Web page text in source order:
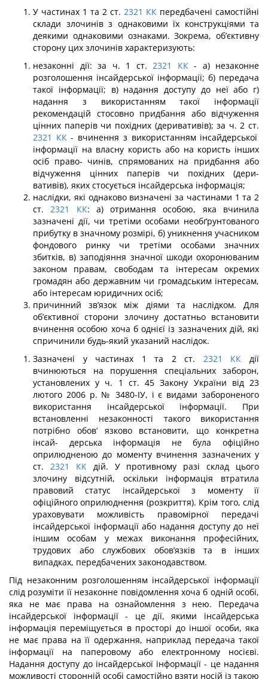
У частинах 1 та 2 ст. 2321 КК передбачені самостійні
склади злочинів з одна­ковими їх конструкціями та
деякими однаковими ознаками. Зокрема, об’єктивну
сторону цих злочинів характеризують:
незаконні дії: за ч. 1 ст. 2321 КК- а) незаконне
розголошення інсайдерської інформації; б) передача
такої інформації; в) надання доступу до неї або г)
надання з використанням такої інформації
рекомендацій стосовно придбання або відчуження
цінних паперів чи похідних (деривативів); за ч. 2 ст.
2321 КК- вчинення з викорис­танням інсайдерської
інформації на власну користь або на користь інших
осіб право- чинів, спрямованих на придбання або
відчуження цінних паперів чи похідних (дери-
вативів), яких стосується інсайдерська інформація;
наслідки, які однаково визначені за частинами 1 та 2
ст. 2321 КК: а) отримання особою, яка вчинила
зазначені дії, чи третіми особами необґрунтованого
прибутку в значному розмірі, б) уникнення учасником
фондового ринку чи третіми особами значних
збитків, в) заподіяння значної шкоди охоронюваним
законом правам, свободам та інтересам окремих
громадян або державним чи громадським інтересам,
або інтересам юридичних осіб;
причинний зв’язок між діями та наслідком. Для
об’єктивної сторони злочину достатньо встановити
вчинення особою хоча б однієї із зазначених дій, які
спричини­ли будь-який указаний наслідок.
Зазначені у частинах 1 та 2 ст. 2321 КК дії
вчинюються на порушення спеціальних заборон,
установлених у ч. 1 ст. 45 Закону України від 23
лютого 2006 р. № 3480-ІУ, і є видами забороненого
використання інсайдерської інформації. При
встановленні неза­конності такого використання
потрібно обов’ язково встановити, що конкретна
інсай- дерська інформація не була офіційно
оприлюдненою до моменту вчинення зазначених у
ст. 2321 ККдій. У противному разі склад цього
злочину відсутній, оскільки інформа­ція втратила
правовий статус інсайдерської з моменту її
офіційного оприлюднення (розкриття). Крім того, слід
ураховувати можливість правомірної передачі
інсайдерської інформації або надання доступу до неї
іншим особам у межах виконання професійних,
трудових або службових обов’язків та в інших
випадках, передбачених законодавством.
Під незаконним розголошенням інсайдерської інформації
слід розуміти її незаконне повідомлення хоча б одній особі,
яка не має права на ознайомлення з нею. Передача
інсайдерської інформації - це дії, якими інсайдерська
інформація переміщується в про­сторі до іншої особи, яка
не має права на її одержання, наприклад передача такої
інфор­мації на паперовому або електронному носієві.
Надання доступу до інсайдерської ін­формації - це надання
можливості сторонній особі самостійно взяти носій із такою